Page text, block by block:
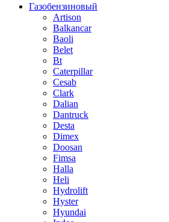
Газобензиновый
Artison
Balkancar
Baoli
Belet
Bt
Caterpillar
Cesab
Clark
Dalian
Dantruck
Desta
Dimex
Doosan
Fimsa
Halla
Heli
Hydrolift
Hyster
Hyundai